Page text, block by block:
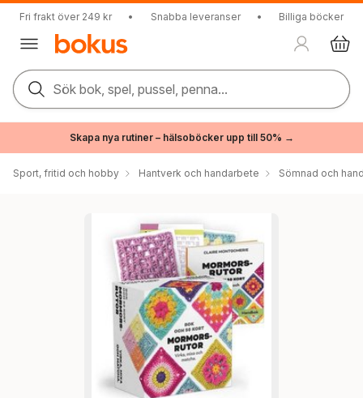
Fri frakt över 249 kr • Snabba leveranser • Billiga böcker
Sök bok, spel, pussel, penna...
Skapa nya rutiner – hälsoböcker upp till 50% →
Sport, fritid och hobby Hantverk och handarbete Sömnad och